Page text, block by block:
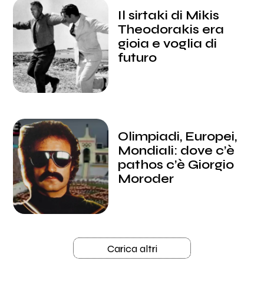
Il sirtaki di Mikis
Theodorakis era
gioia e voglia di
futuro
Olimpiadi, Europei,
Mondiali: dove c’è
pathos c’è Giorgio
Moroder
Carica altri